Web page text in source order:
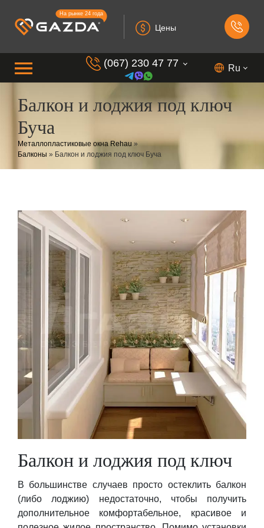
На рынке 24 года
Цены
(067) 230 47 77
(099) 230 73 37
(073) 230 7 337
Ru
Балкон и лоджия под ключ
Буча
Металлопластиковые окна Rehau»
Балконы » Балкон и лоджия под ключ Буча
Балкон и лоджия под ключ
В большинстве случаев просто остеклить балкон
(либо лоджию) недостаточно, чтобы получить
дополнительное комфортабельное, красивое и